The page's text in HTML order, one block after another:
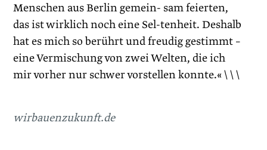
Menschen aus Berlin gemein- sam feierten,
das ist wirklich noch eine Sel-tenheit. Deshalb
hat es mich so berührt und freudig gestimmt –
eine Vermischung von zwei Welten, die ich
mir vorher nur schwer vorstellen konnte.« \ \ \
wirbauenzukunft.de